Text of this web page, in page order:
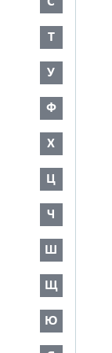
Т
У
Ф
Х
Ц
Ч
Ш
Щ
Ю